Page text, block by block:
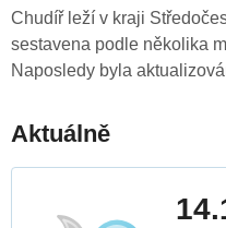
Chudíř leží v kraji
sestavena podle několika
Naposledy byla
Aktuálně